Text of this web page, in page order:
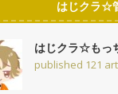
はじクラ☆
はじクラ☆もっ
published 121